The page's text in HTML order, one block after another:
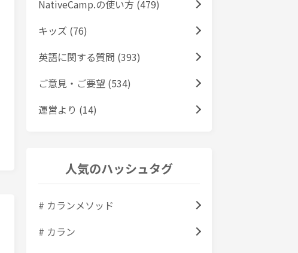
NativeCamp.の使い方 (479)
キッズ (76)
英語に関する質問 (393)
ご意見・ご要望 (534)
運営より (14)
人気のハッシュタグ
# カランメソッド
# カラン